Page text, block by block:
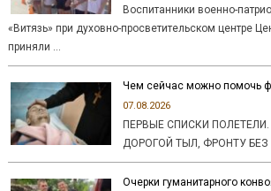
Воспитанники военно-
«Витязь» при духовно-просветительском центре
приняли …
Чем сейчас можно помочь
07.08.2026
ПЕРВЫЕ СПИСКИ
ДОРОГОЙ ТЫЛ, ФРОНТУ БЕЗ
Очерки гуманитарного